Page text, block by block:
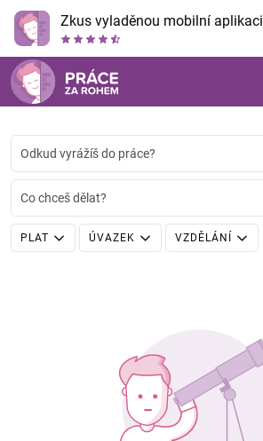
Zkus vyladěnou mobilní aplikaci
Odkud vyrážíš do práce?
Co chceš dělat?
PLAT ÚVAZEK VZDĚLÁNÍ